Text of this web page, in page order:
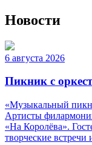
Новости
6 августа 2026
Пикник с
«Музыкальный
Артисты
«На Королёва».
творческие встречи